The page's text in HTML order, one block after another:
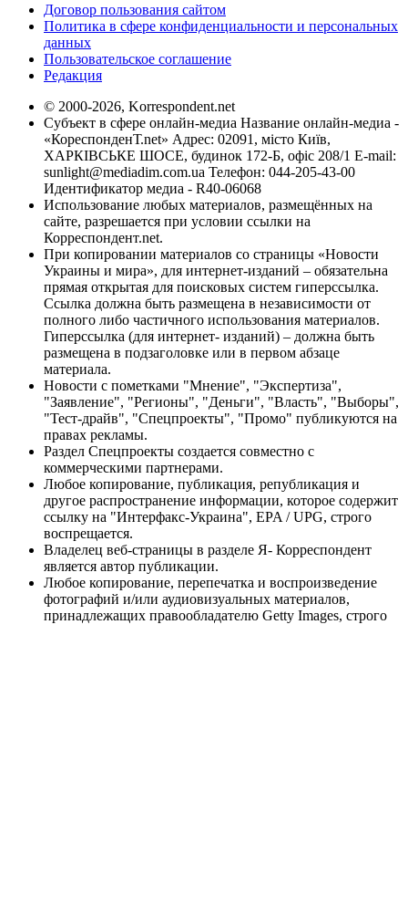
Договор пользования сайтом
Политика в сфере конфиденциальности и персональных
данных
Пользовательское соглашение
Редакция
© 2000-2026, Korrespondent.net
Субъект в сфере онлайн-медиа Название онлайн-медиа -
«КореспонденТ.net» Адрес: 02091, місто Київ,
ХАРКІВСЬКЕ ШОСЕ, будинок 172-Б, офіс 208/1 E-mail:
sunlight@mediadim.com.ua Телефон: 044-205-43-00
Идентификатор медиа - R40-06068
Использование любых материалов, размещённых на
сайте, разрешается при условии ссылки на
Корреспондент.net.
При копировании материалов со страницы «Новости
Украины и мира», для интернет-изданий – обязательна
прямая открытая для поисковых систем гиперссылка.
Ссылка должна быть размещена в независимости от
полного либо частичного использования материалов.
Гиперссылка (для интернет- изданий) – должна быть
размещена в подзаголовке или в первом абзаце
материала.
Новости с пометками "Мнение", "Экспертиза",
"Заявление", "Регионы", "Деньги", "Власть", "Выборы",
"Тест-драйв", "Спецпроекты", "Промо" публикуются на
правах рекламы.
Раздел Спецпроекты создается совместно с
коммерческими партнерами.
Любое копирование, публикация, републикация и
другое распространение информации, которое содержит
ссылку на "Интерфакс-Украина", EPA / UPG, строго
воспрещается.
Владелец веб-страницы в разделе Я- Корреспондент
является автор публикации.
Любое копирование, перепечатка и воспроизведение
фотографий и/или аудиовизуальных материалов,
принадлежащих правообладателю Getty Images, строго